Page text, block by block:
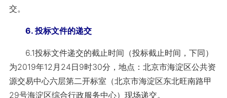
交。
6. 投标文件的递交
6.1投标文件递交的截止时间（投标截止时间，下同）
为2019年12月24日9时30分，地点：北京市海淀区公共资
源交易中心六层第二开标室（北京市海淀区东北旺南路甲
29号海淀区综合行政服务中心）现场递交。